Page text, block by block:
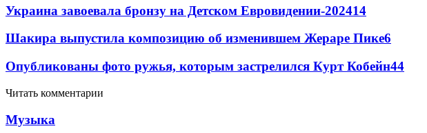
Украина завоевала бронзу на Детском Евровидении-202414
Шакира выпустила композицию об изменившем Жераре Пике6
Опубликованы фото ружья, которым застрелился Курт Кобейн44
Читать комментарии
Музыка